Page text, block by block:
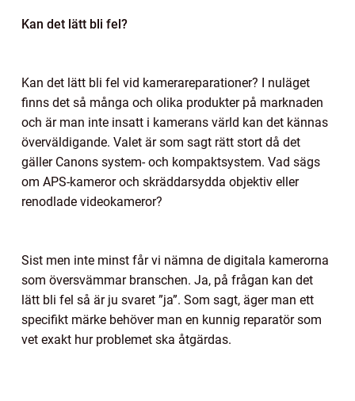
Kan det lätt bli fel?
Kan det lätt bli fel vid kamerareparationer? I nuläget
finns det så många och olika produkter på marknaden
och är man inte insatt i kamerans värld kan det kännas
överväldigande. Valet är som sagt rätt stort då det
gäller Canons system- och kompaktsystem. Vad sägs
om APS-kameror och skräddarsydda objektiv eller
renodlade videokameror?
Sist men inte minst får vi nämna de digitala kamerorna
som översvämmar branschen. Ja, på frågan kan det
lätt bli fel så är ju svaret ”ja”. Som sagt, äger man ett
specifikt märke behöver man en kunnig reparatör som
vet exakt hur problemet ska åtgärdas.